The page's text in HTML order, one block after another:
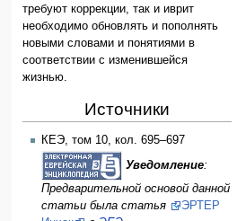
требуют коррекции, так и иврит
необходимо обновлять и пополнять
новыми словами и понятиями в
соответствии с изменившейся
жизнью.
Источники
КЕЭ, том 10, кол. 695–697
Уведомление:
Предварительной основой данной
статьи была статья
ЭРТЕР